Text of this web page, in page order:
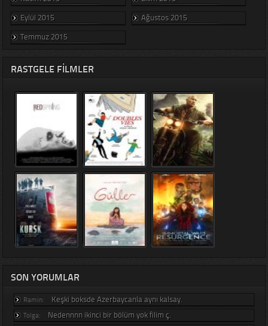
Eylül 2015
Ağustos 2015
Temmuz 2015
RASTGELE FILMLER
SON YORUMLAR
Ramin: Keşki boksde Azerbaycanla aynı kalsay.
Tolga: Nedennnn ikinci bir bölüm yok filim ç.